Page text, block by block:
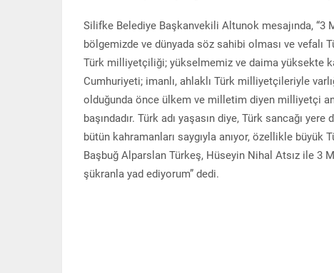
Silifke Belediye Başkanvekili Altunok mesajında, “3
bölgemizde ve dünyada söz sahibi olması ve vefalı
Türk milliyetçiliği; yükselmemiz ve daima yüksekte
Cumhuriyeti; imanlı, ahlaklı Türk milliyetçileriyle
olduğunda önce ülkem ve milletim diyen milliyetçi
başındadır. Türk adı yaşasın diye, Türk sancağı
bütün kahramanları saygıyla anıyor, özellikle
Başbuğ Alparslan Türkeş, Hüseyin Nihal Atsız ile 3
şükranla yad ediyorum” dedi.